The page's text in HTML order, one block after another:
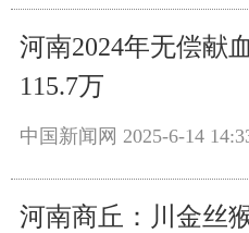
河南2024年无偿献
115.7万
中国新闻网 2025-6-14
河南商丘：川金丝